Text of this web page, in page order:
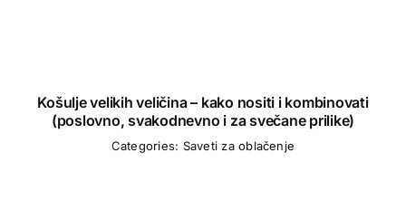
Košulje velikih veličina – kako nositi i kombinovati
(poslovno, svakodnevno i za svečane prilike)
Categories: Saveti za oblačenje